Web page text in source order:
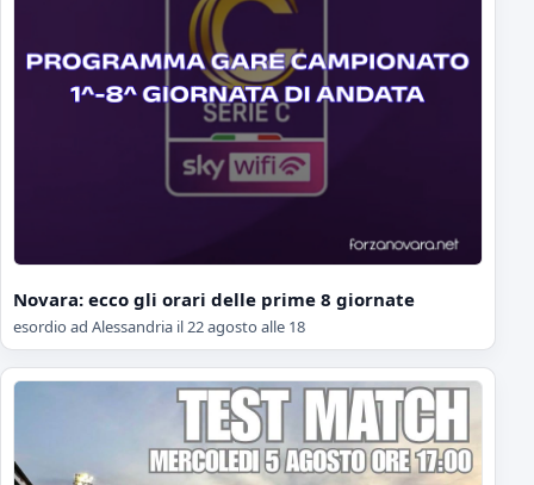
Novara: ecco gli orari delle prime 8 giornate
esordio ad Alessandria il 22 agosto alle 18